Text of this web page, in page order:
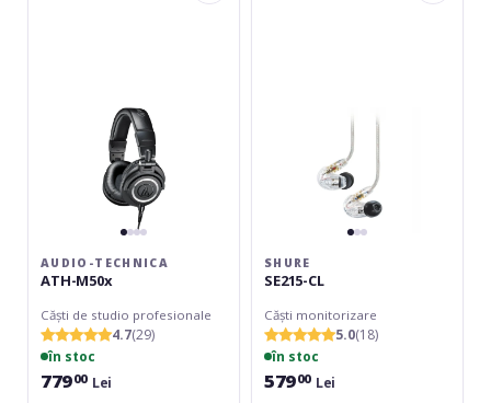
AUDIO-TECHNICA
ATH-M50x
Căști de studio profesionale
4.7(29)
în stoc
77900 Lei
SHURE
SE215-CL
Căști monitorizare
5.0(18)
în stoc
57900 Lei